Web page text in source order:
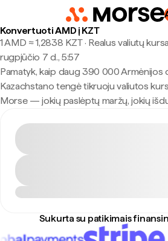
Konvertuoti AMD į KZT
1 AMD ≈ 1,2838 KZT · Realus valiutų
rugpjūčio 7 d., 5:57
Pamatyk, kaip daug 390 000 Armėnijos
Kazachstano tengė tikruoju valiutos
Morse — jokių paslėptų maržų, jokių
Sukurta su patikimais